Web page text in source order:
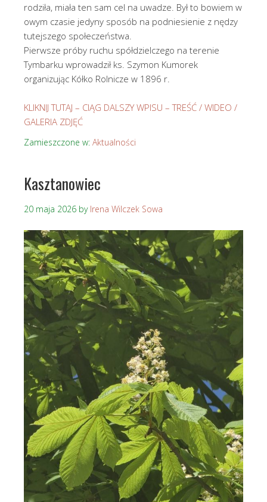
rodziła, miała ten sam cel na uwadze. Był to bowiem w
owym czasie jedyny sposób na podniesienie z nędzy
tutejszego społeczeństwa.
Pierwsze próby ruchu spółdzielczego na terenie
Tymbarku wprowadził ks. Szymon Kumorek
organizując Kółko Rolnicze w 1896 r.
KLIKNIJ TUTAJ – CIĄG DALSZY WPISU – TREŚĆ / WIDEO /
GALERIA ZDJĘĆ
Zamieszczone w: Aktualności
Kasztanowiec
20 maja 2026 by Irena Wilczek Sowa